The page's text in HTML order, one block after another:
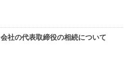
会社の代表取締役の相続について